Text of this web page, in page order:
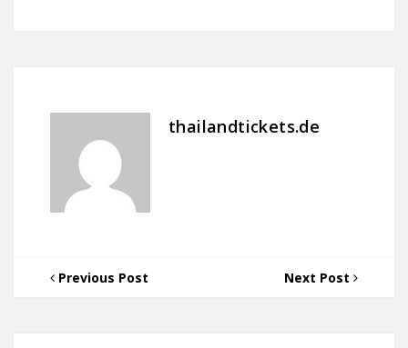
thailandtickets.de
Previous Post Next Post